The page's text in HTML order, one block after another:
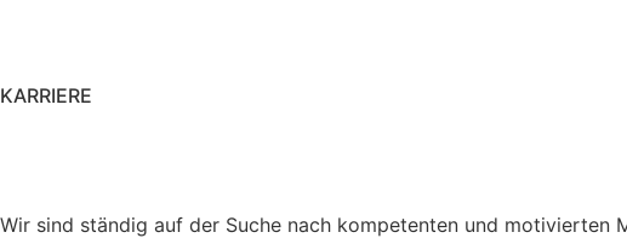
KARRIERE
Wir sind ständig auf der Suche nach kompetenten und motivierten